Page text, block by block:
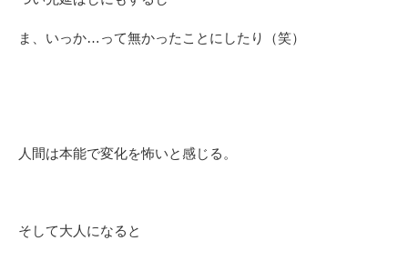
ま、いっか…って無かったことにしたり（笑）
人間は本能で変化を怖いと感じる。
そして大人になると